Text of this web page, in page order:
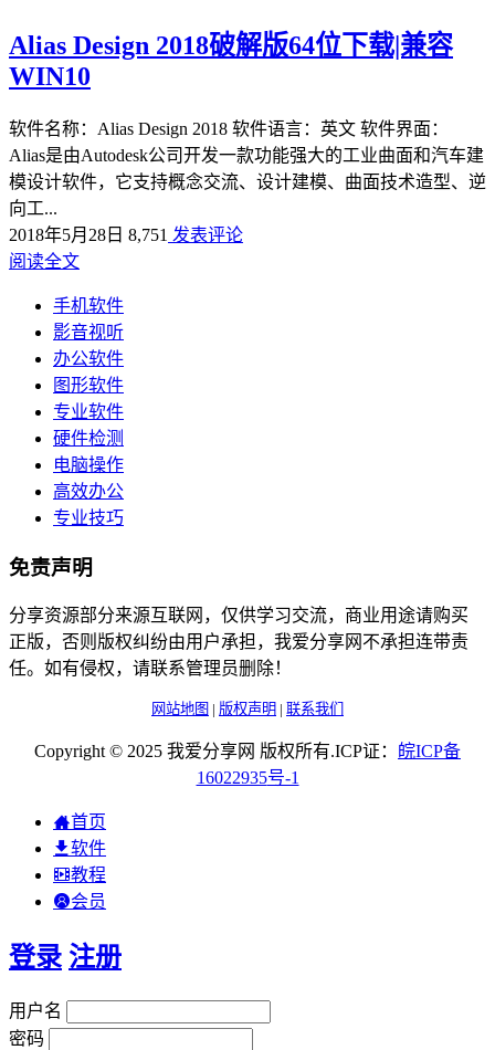
Alias Design 2018破解版64位下载|兼容
WIN10
软件名称：Alias Design 2018 软件语言：英文 软件界面：
Alias是由Autodesk公司开发一款功能强大的工业曲面和汽车建
模设计软件，它支持概念交流、设计建模、曲面技术造型、逆
向工...
2018年5月28日 8,751 发表评论
阅读全文
手机软件
影音视听
办公软件
图形软件
专业软件
硬件检测
电脑操作
高效办公
专业技巧
免责声明
分享资源部分来源互联网，仅供学习交流，商业用途请购买
正版，否则版权纠纷由用户承担，我爱分享网不承担连带责
任。如有侵权，请联系管理员删除！
网站地图 | 版权声明 | 联系我们
Copyright © 2025 我爱分享网 版权所有.ICP证： 皖ICP备
16022935号-1
首页
软件
教程
会员
登录 注册
用户名
密码